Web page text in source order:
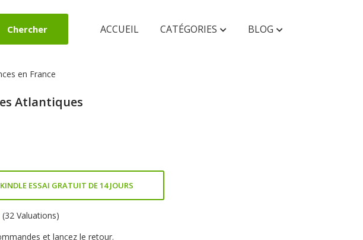
Chercher ACCUEIL CATÉGORIES
ROMANS
Voir
BLOG
en France
Atlantiques
ESSAI GRATUIT DE 14 JOURS
(32 Valuations)
et lancez le retour.